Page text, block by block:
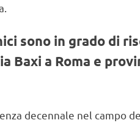
sono in grado di
Baxi a Roma e
decennale nel campo